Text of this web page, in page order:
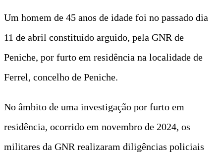
Um homem de 45 anos de idade foi no passado dia
11 de abril constituído arguido, pela GNR de
Peniche, por furto em residência na localidade de
Ferrel, concelho de Peniche.
No âmbito de uma investigação por furto em
residência, ocorrido em novembro de 2024, os
militares da GNR realizaram diligências policiais